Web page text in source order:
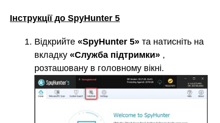
Інструкції до SpyHunter 5
Відкрийте «SpyHunter 5» та натисніть на
вкладку «Служба підтримки» ,
розташовану в головному вікні.